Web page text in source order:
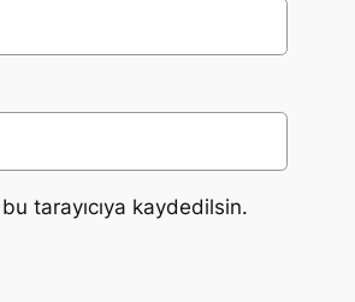
tarayıcıya kaydedilsin.